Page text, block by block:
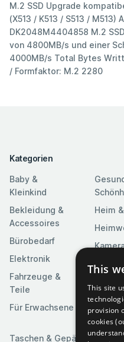
M.2 SSD Upgrade
(X513 / K513 / S513 / M513)
DK2048M4404858 M.2
von 4800MB/s und einer
4000MB/s Total Bytes
/ Formfaktor: M.2 2280
Kategorien
Baby &
Kleinkind
Bekleidung &
Accessoires
Bürobedarf
Elektronik
Fahrzeuge &
Teile
Für Erwachsene
Heim
Kunst &
Medien
Taschen & Gepäck
This
This site
provision
cookies